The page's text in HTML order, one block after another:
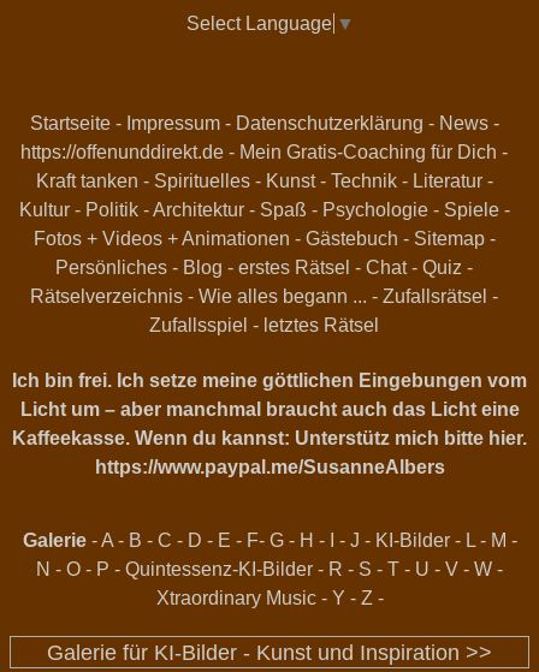
Select Language ▼
Startseite- Impressum- Datenschutzerklärung - News-
https://offenunddirekt.de - Mein Gratis-Coaching für Dich -
Kraft tanken - Spirituelles- Kunst- Technik- Literatur-
Kultur- Politik-Architektur- Spaß - Psychologie- Spiele-
Fotos + Videos + Animationen - Gästebuch - Sitemap-
Persönliches - Blog - erstes Rätsel - Chat- Quiz -
Rätselverzeichnis - Wie alles begann ... - Zufallsrätsel -
Zufallsspiel - letztes Rätsel
Ich bin frei. Ich setze meine göttlichen Eingebungen vom
Licht um – aber manchmal braucht auch das Licht eine
Kaffeekasse. Wenn du kannst: Unterstütz mich bitte hier.
https://www.paypal.me/SusanneAlbers
Galerie-A- B - C - D - E - F- G- H -I - J - KI-Bilder- L- M -
N - O - P - Quintessenz-KI-Bilder - R - S - T - U - V - W -
Xtraordinary Music- Y - Z-
Galerie für KI-Bilder - Kunst und Inspiration >>